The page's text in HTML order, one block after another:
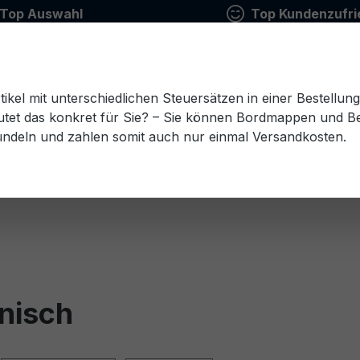
Top Auswahl Top
Estnisch Finnisch Französisch Griechisch
mit unterschiedlichen Steuersätzen in einer
das konkret für Sie? – Sie können Bordmappen und
und zahlen somit auch nur einmal Versandkosten.